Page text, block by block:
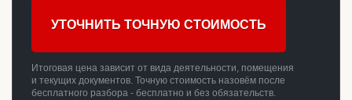
УТОЧНИТЬ ТОЧНУЮ СТОИМОСТЬ
Итоговая цена зависит от вида деятельности, помещения
и текущих документов. Точную стоимость назовём после
бесплатного разбора - бесплатно и без обязательств.